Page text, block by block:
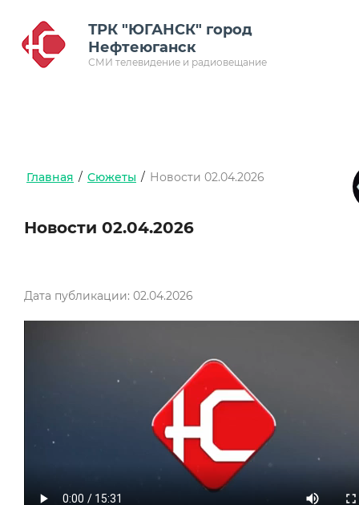
ТРК "ЮГАНСК" город
Нефтеюганск
СМИ телевидение и радиовещание
Главная / Сюжеты / Новости 02.04.2026
Новости 02.04.2026
Дата публикации: 02.04.2026